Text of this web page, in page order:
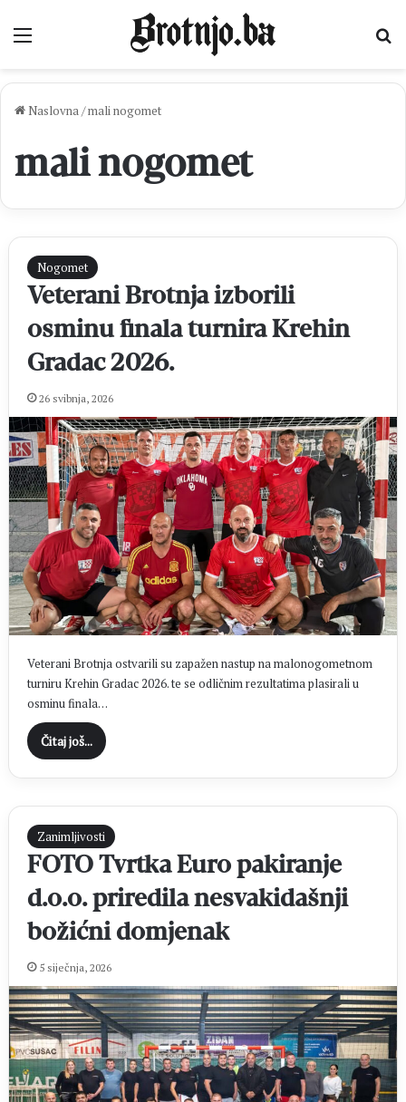
Naslovna/mali nogomet
mali nogomet
Nogomet
Veterani Brotnja izborili
osminu finala turnira Krehin
Gradac 2026.
26 svibnja, 2026
Veterani Brotnja ostvarili su zapažen nastup na malonogometnom
turniru Krehin Gradac 2026. te se odličnim rezultatima plasirali u
osminu finala…
Čitaj još...
Zanimljivosti
FOTO Tvrtka Euro pakiranje
d.o.o. priredila nesvakidašnji
božićni domjenak
5 siječnja, 2026